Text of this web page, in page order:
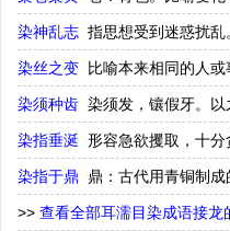
染神乱志 指思想受到迷惑扰乱
染丝之变 比喻本来相同的人或
染须种齿 染须发，镶假牙。以
染指垂涎 形容急欲攫取，十分
染指于鼎 鼎：古代用青铜制
>> 查看全部耳濡目染成语接龙